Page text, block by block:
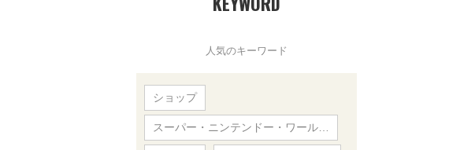
人気のキーワード
ショップ
スーパー・ニンテンドー・ワール…